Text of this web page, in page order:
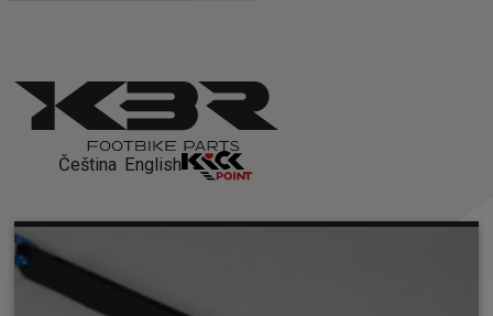
Čeština English